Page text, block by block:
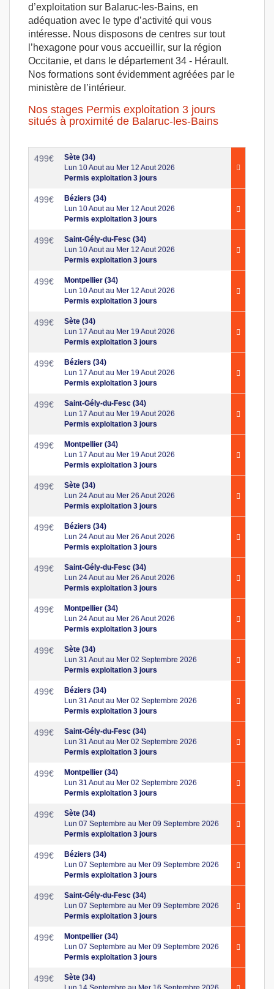
d’exploitation sur Balaruc-les-Bains, en
adéquation avec le type d’activité qui vous
intéresse. Nous disposons de centres sur tout
l’hexagone pour vous accueillir, sur la région
Occitanie, et dans le département 34 - Hérault.
Nos formations sont évidemment agréées par le
ministère de l’intérieur.
Nos stages Permis exploitation 3 jours
situés à proximité de Balaruc-les-Bains
499€
Sète (34)
Lun 10 Aout au Mer 12 Aout 2026
Permis exploitation 3 jours
499€
Béziers (34)
Lun 10 Aout au Mer 12 Aout 2026
Permis exploitation 3 jours
499€
Saint-Gély-du-Fesc (34)
Lun 10 Aout au Mer 12 Aout 2026
Permis exploitation 3 jours
499€
Montpellier (34)
Lun 10 Aout au Mer 12 Aout 2026
Permis exploitation 3 jours
499€
Sète (34)
Lun 17 Aout au Mer 19 Aout 2026
Permis exploitation 3 jours
499€
Béziers (34)
Lun 17 Aout au Mer 19 Aout 2026
Permis exploitation 3 jours
499€
Saint-Gély-du-Fesc (34)
Lun 17 Aout au Mer 19 Aout 2026
Permis exploitation 3 jours
499€
Montpellier (34)
Lun 17 Aout au Mer 19 Aout 2026
Permis exploitation 3 jours
499€
Sète (34)
Lun 24 Aout au Mer 26 Aout 2026
Permis exploitation 3 jours
499€
Béziers (34)
Lun 24 Aout au Mer 26 Aout 2026
Permis exploitation 3 jours
499€
Saint-Gély-du-Fesc (34)
Lun 24 Aout au Mer 26 Aout 2026
Permis exploitation 3 jours
499€
Montpellier (34)
Lun 24 Aout au Mer 26 Aout 2026
Permis exploitation 3 jours
499€
Sète (34)
Lun 31 Aout au Mer 02 Septembre 2026
Permis exploitation 3 jours
499€
Béziers (34)
Lun 31 Aout au Mer 02 Septembre 2026
Permis exploitation 3 jours
499€
Saint-Gély-du-Fesc (34)
Lun 31 Aout au Mer 02 Septembre 2026
Permis exploitation 3 jours
499€
Montpellier (34)
Lun 31 Aout au Mer 02 Septembre 2026
Permis exploitation 3 jours
499€
Sète (34)
Lun 07 Septembre au Mer 09 Septembre 2026
Permis exploitation 3 jours
499€
Béziers (34)
Lun 07 Septembre au Mer 09 Septembre 2026
Permis exploitation 3 jours
499€
Saint-Gély-du-Fesc (34)
Lun 07 Septembre au Mer 09 Septembre 2026
Permis exploitation 3 jours
499€
Montpellier (34)
Lun 07 Septembre au Mer 09 Septembre 2026
Permis exploitation 3 jours
499€
Sète (34)